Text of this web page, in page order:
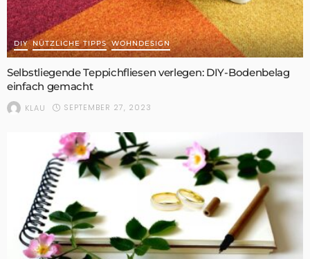
DIY NÜTZLICHE TIPPS WOHNDESIGN
Selbstliegende Teppichfliesen verlegen: DIY-Bodenbelag
einfach gemacht
KLAU SEPTEMBER 27, 2023